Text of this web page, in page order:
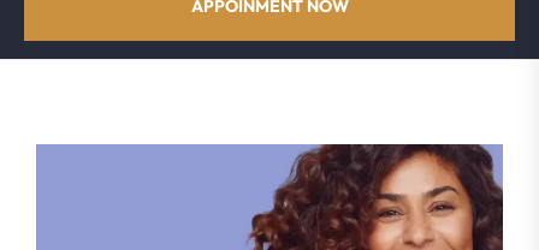
APPOINMENT NOW